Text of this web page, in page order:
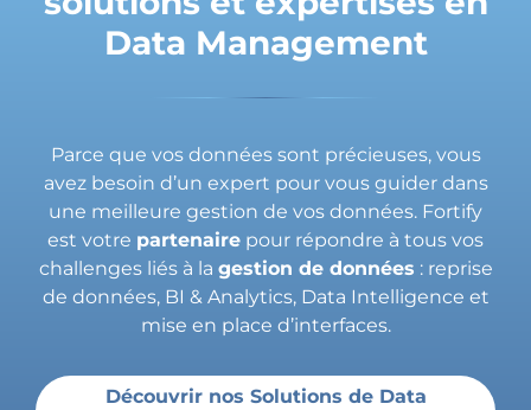
Data Management
Parce que vos données sont précieuses, vous
avez besoin d’un expert pour vous guider dans
une meilleure gestion de vos données. Fortify
est votre partenaire pour répondre à tous vos
challenges liés à la gestion de données : reprise
de données, BI & Analytics, Data Intelligence et
mise en place d’interfaces.
Découvrir nos Solutions de Data